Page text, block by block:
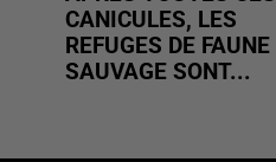
CANICULES, LES
REFUGES DE FAUNE
SAUVAGE SONT...